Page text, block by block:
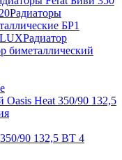
Радиаторы
БР1
Радиатор
биметаллический
90 132,5 ВТ 4